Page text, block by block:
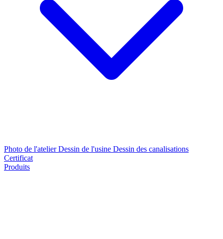
Photo de l'atelierDessin de l'usine Dessin des canalisations
Certificat
Produits